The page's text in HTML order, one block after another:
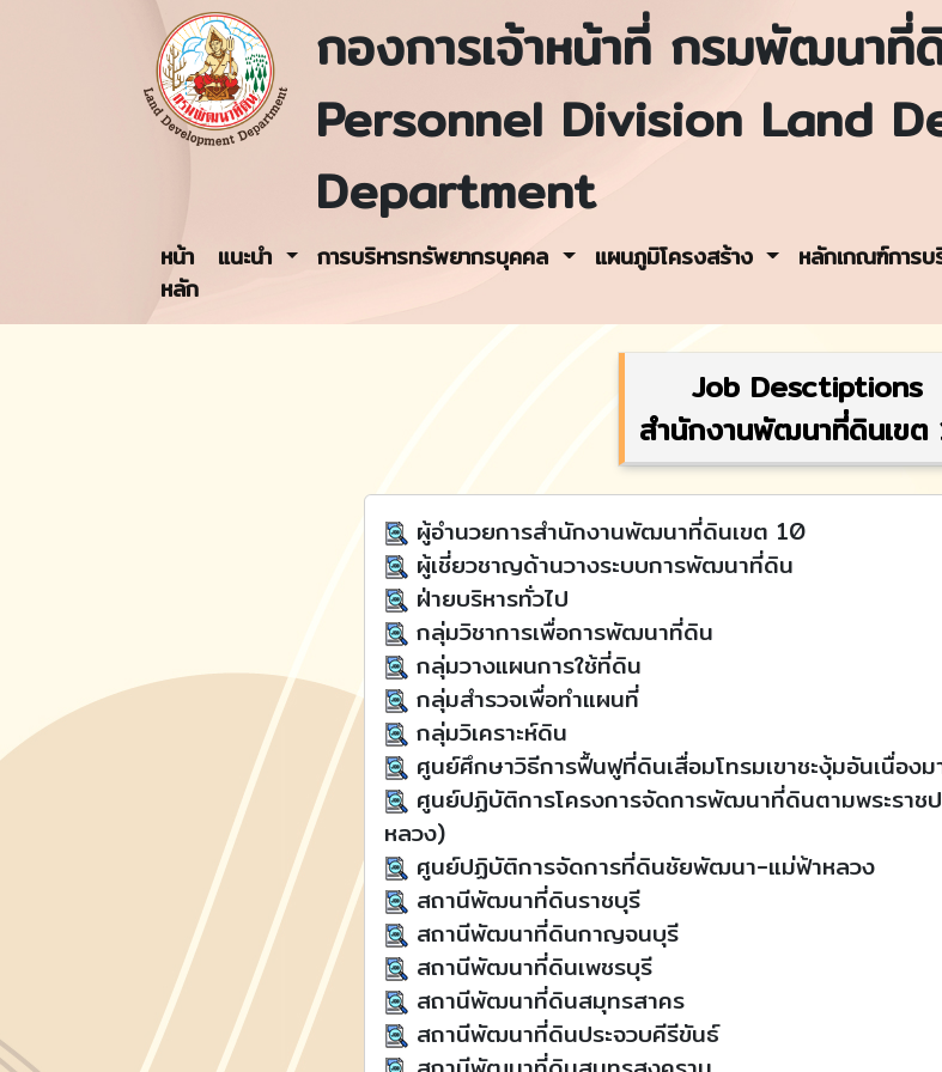
กองการเจ้าหน้าที่ กรมพัฒนาที่
Personnel Division Land
Department
หน้า
หลัก
แนะนำ การบริหารทรัพยากรบุคคล แผนภูมิโครงสร้าง หลักเกณฑ์การ
Job Desctiptions
สำนักงานพัฒนาที่ดินเขต
ผู้อำนวยการสำนักงานพัฒนาที่ดินเขต 10
ผู้เชี่ยวชาญด้านวางระบบการพัฒนาที่ดิน
ฝ่ายบริหารทั่วไป
กลุ่มวิชาการเพื่อการพัฒนาที่ดิน
กลุ่มวางแผนการใช้ที่ดิน
กลุ่มสำรวจเพื่อทำแผนที่
กลุ่มวิเคราะห์ดิน
ศูนย์ศึกษาวิธีการฟื้นฟูที่ดินเสื่อมโทรมเขาชะงุ้มอันเนื่องม
ศูนย์ปฏิบัติการโครงการจัดการพัฒนาที่ดินตามพระรา
หลวง)
ศูนย์ปฏิบัติการจัดการที่ดินชัยพัฒนา-แม่ฟ้าหลวง
สถานีพัฒนาที่ดินราชบุรี
สถานีพัฒนาที่ดินกาญจนบุรี
สถานีพัฒนาที่ดินเพชรบุรี
สถานีพัฒนาที่ดินสมุทรสาคร
สถานีพัฒนาที่ดินประจวบคีรีขันธ์